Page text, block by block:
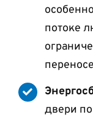
потоке
двери